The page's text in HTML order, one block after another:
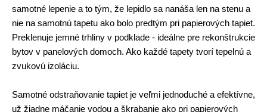
samotné lepenie a to tým, že lepidlo sa nanáša len na stenu a
nie na samotnú tapetu ako bolo predtým pri papierových tapiet.
Preklenuje jemné trhliny v podklade - ideálne pre rekonštrukcie
bytov v panelových domoch. Ako každé tapety tvorí tepelnú a
zvukovú izoláciu.
Samotné odstraňovanie tapiet je veľmi jednoduché a efektívne,
už žiadne máčanie vodou a škrabanie ako pri papierových